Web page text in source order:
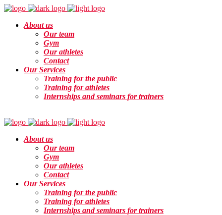
About us
Our team
Gym
Our athletes
Contact
Our Services
Training for the public
Training for athletes
Internships and seminars for trainers
About us
Our team
Gym
Our athletes
Contact
Our Services
Training for the public
Training for athletes
Internships and seminars for trainers